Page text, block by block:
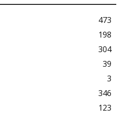
473
198
304
39
3
346
123